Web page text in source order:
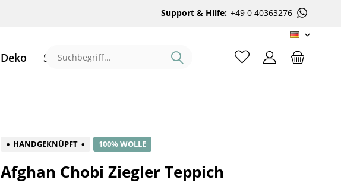
Support & Hilfe: +49 0 40363276
DE
Deko Sale %
HANDGEKNÜPFT 100% WOLLE
Afghan Chobi Ziegler Teppich